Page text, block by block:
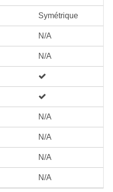
Symétrique
N/A
N/A
N/A
N/A
N/A
N/A